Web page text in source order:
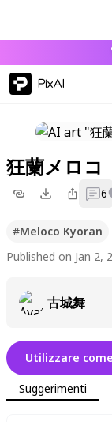
PixAI
狂蘭メロコ
6
#Meloco Kyoran
Published on Jan 2,
古城舞
Utilizzare
Suggerimenti